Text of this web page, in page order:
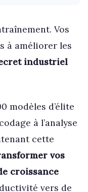
Vos
à améliorer les
industriel
modèles d’élite
à l’analyse
cette
vos
croissance
vers de